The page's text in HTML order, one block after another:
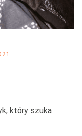
który szuka